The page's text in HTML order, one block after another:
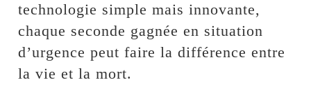
technologie simple mais innovante,
chaque seconde gagnée en situation
d’urgence peut faire la différence entre
la vie et la mort.